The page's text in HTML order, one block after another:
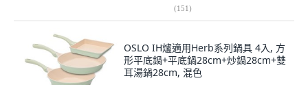
(151)
OSLO IH爐適用Herb系列鍋具 4入, 方
形平底鍋+平底鍋28cm+炒鍋28cm+雙
耳湯鍋28cm, 混色